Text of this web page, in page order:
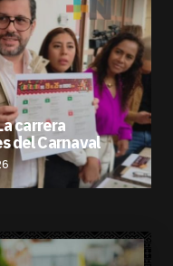
carrera
del Carnaval